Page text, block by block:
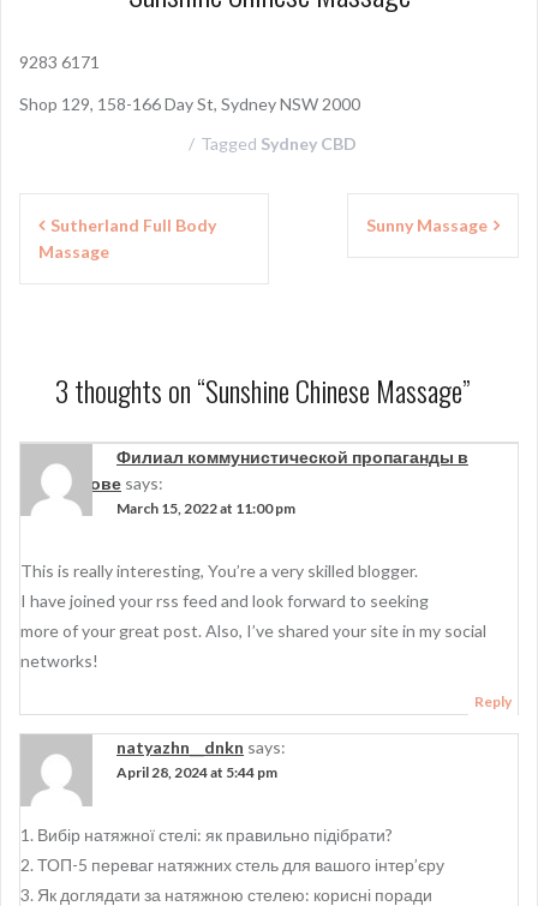
9283 6171
Shop 129, 158-166 Day St, Sydney NSW 2000
Tagged Sydney CBD
a
i
g
a
t
i
o
n
Sutherland Full Body
Massage
Sunny Massage
3 thoughts on “Sunshine Chinese Massage”
Филиал коммунистической пропаганды в
Ченстохове says:
March 15, 2022 at 11:00 pm
This is really interesting, You’re a very skilled blogger.
I have joined your rss feed and look forward to seeking
more of your great post. Also, I’ve shared your site in my social
networks!
Reply
natyazhn__dnkn says:
April 28, 2024 at 5:44 pm
1. Вибір натяжної стелі: як правильно підібрати?
2. ТОП-5 переваг натяжних стель для вашого інтер’єру
3. Як доглядати за натяжною стелею: корисні поради